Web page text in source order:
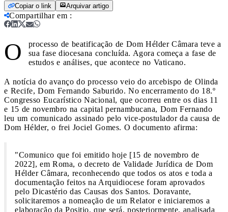
Copiar o link Arquivar artigo
Compartilhar em :
O
processo de beatificação de Dom Hélder Câmara teve a
sua fase diocesana concluída. Agora começa a fase de
estudos e análises, que acontece no Vaticano.
A notícia do avanço do processo veio do arcebispo de Olinda
e Recife, Dom Fernando Saburido. No encerramento do 18.º
Congresso Eucarístico Nacional, que ocorreu entre os dias 11
e 15 de novembro na capital pernambucana, Dom Fernando
leu um comunicado assinado pelo vice-postulador da causa de
Dom Hélder, o frei Jociel Gomes. O documento afirma:
"Comunico que foi emitido hoje [15 de novembro de
2022], em Roma, o decreto de Validade Jurídica de Dom
Hélder Câmara, reconhecendo que todos os atos e toda a
documentação feitos na Arquidiocese foram aprovados
pelo Dicastério das Causas dos Santos. Doravante,
solicitaremos a nomeação de um Relator e iniciaremos a
elaboração da Positio, que será, posteriormente, analisada